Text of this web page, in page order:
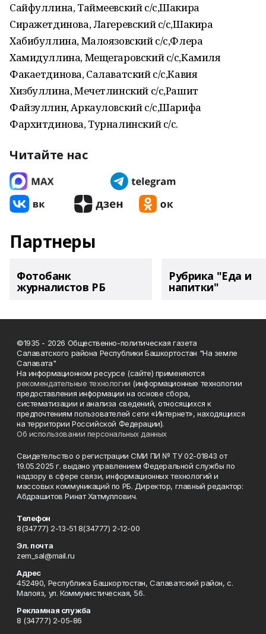
Сайфуллина, Таймеевский с/с,Шакира
Сиражетдинова, Лагеревский с/с,Шакира
Хабибуллина, Малоязовский с/с,Флера
Хамидуллина, Мещегаровский с/с,Камиля
Факаетдинова, Салаватский с/с,Кавия
Хизбуллина, Мечетлинский с/с,Рашит
Файзуллин, Аркауловский с/с,Шарифа
Фархитдинова, Турналинский с/с.
Читайте нас
Партнеры
Фотобанк
журналистов РБ
Рубрика "Еда и
напитки"
©1935 - 2026 Общественно-политическая газета
Салаватского района Республики Башкортостан "На земле
Салавата"
На информационном ресурсе (сайте) применяются
рекомендательные технологии (информационные технологии
предоставления информации на основе сбора,
систематизации и анализа сведений, относящихся к
предпочтениям пользователей сети «Интернет», находящихся
на территории Российской Федерации).
Об использовании персональных данных
Свидетельство о регистрации СМИ ПИ № ТУ 02-01843 от
19.05.2025 г. выдано управлением Федеральной службы по
надзору в сфере связи, информационных технологий и
массовых коммуникаций по РБ. Директор, главный редактор:
Абдрашитов Ринат Хатмуллович.
Телефон
8(34777) 2-13-51 8(34777) 2-12-00
Эл. почта
zem_sal@mail.ru
Адрес
452490, Республика Башкортостан, Салаватский район, с.
Малояз, ул. Коммунистическая, 56.
Рекламная служба
8 (34777) 2-05-86